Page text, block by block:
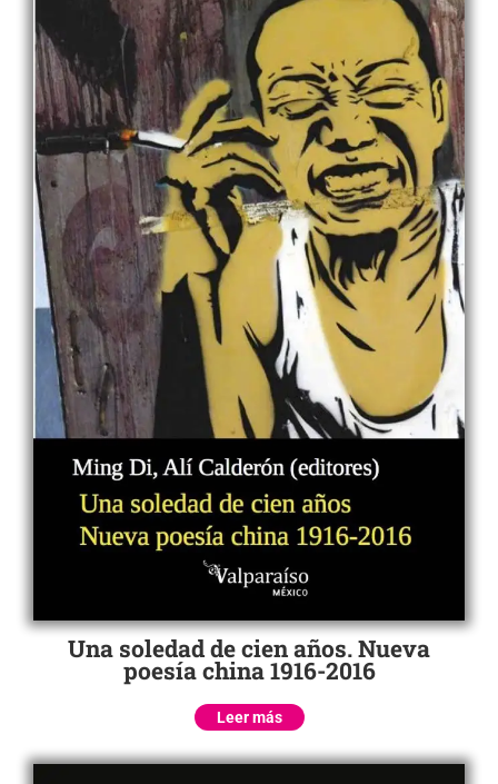
Una soledad de cien años. Nueva
poesía china 1916-2016
Leer más